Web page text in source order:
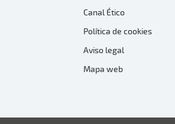
Canal Ético
Política de cookies
Aviso legal
Mapa web